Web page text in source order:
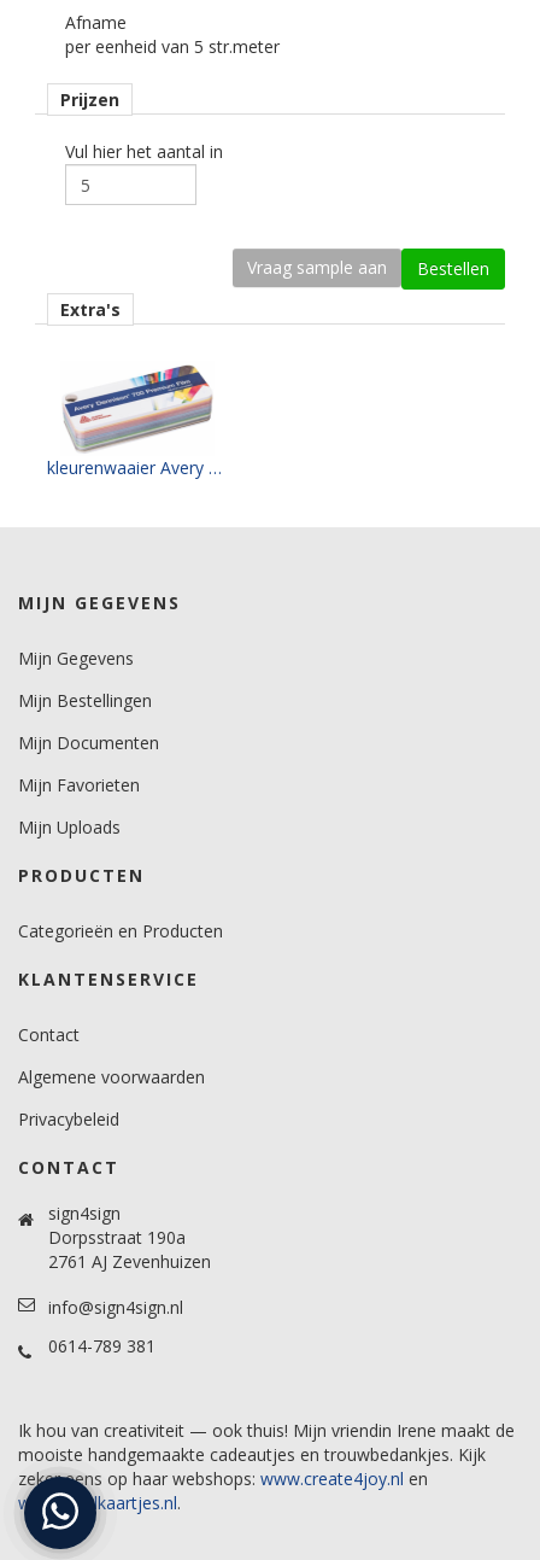
kenmerk belijming
semi-permanent, transparant, watergebaseerd.
Ondergrond
vlak.
Dikte
70 mu.
Rugpapier
Maximale krimp (mm)
geen opgave.
Minimale aanbrengstemperatuur (°C)
kleuren 4 jaar.
metallics 3 jaar.
Brandveiligheidscertificaat
Afname
per eenheid van 5 str.meter
Prijzen
Vul hier het aantal in
Extra's
kleurenwaaier Avery PF700 serie
MIJN GEGEVENS
Mijn Gegevens
Mijn Bestellingen
Mijn Documenten
Mijn Favorieten
Mijn Uploads
PRODUCTEN
Categorieën en Producten
KLANTENSERVICE
Contact
Algemene voorwaarden
Privacybeleid
CONTACT
sign4sign
Dorpsstraat 190a
2761 AJ Zevenhuizen
info@sign4sign.nl
0614-789 381
Ik hou van creativiteit — ook thuis! Mijn vriendin Irene maakt de
mooiste handgemaakte cadeautjes en trouwbedankjes. Kijk
zeker eens op haar webshops: www.create4joy.nl en
www.labelkaartjes.nl.